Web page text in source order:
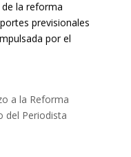
la reforma
previsionales
por el